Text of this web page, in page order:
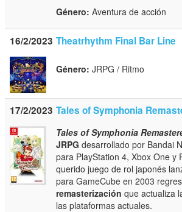
Género: Aventura de acción
16/2/2023 Theatrhythm Final Bar Line
Género: JRPG / Ritmo
17/2/2023 Tales of Symphonia
Tales of Symphonia
JRPG desarrollado por Bandai
para PlayStation 4, Xbox One y
querido juego de rol japonés
para GameCube en 2003
remasterización que actualiza
las plataformas actuales.